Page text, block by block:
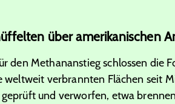
über amerikanischen
den Methananstieg schlossen die
verbrannten Flächen seit
und verworfen, etwa